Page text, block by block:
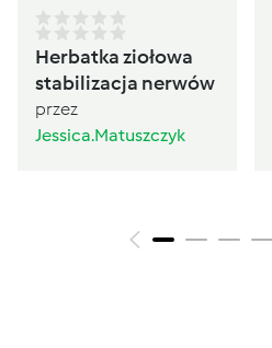
Herbatka ziołowa
stabilizacja nerwów
przez
Jessica.Matuszczyk